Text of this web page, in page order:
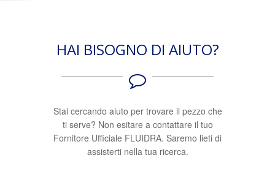
HAI BISOGNO DI AIUTO?
Stai cercando aiuto per trovare il pezzo che
ti serve? Non esitare a contattare il tuo
Fornitore Ufficiale FLUIDRA. Saremo lieti di
assisterti nella tua ricerca.